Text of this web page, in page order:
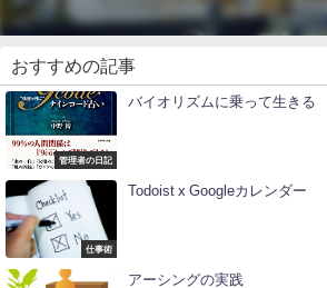
おすすめの記事
管理者の日記
バイオリズムに乗って生きる
仕事術
Todoist x Googleカレンダー
アーシングの実践